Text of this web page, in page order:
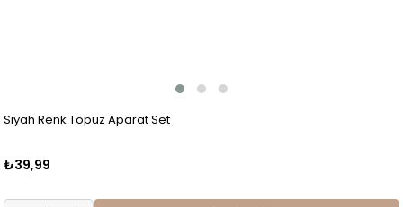
Siyah Renk Topuz Aparat Set
₺39,99